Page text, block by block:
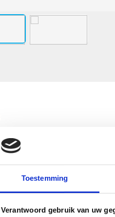
Toestemming
Verantwoord gebruik van uw
Gesloten
Ja